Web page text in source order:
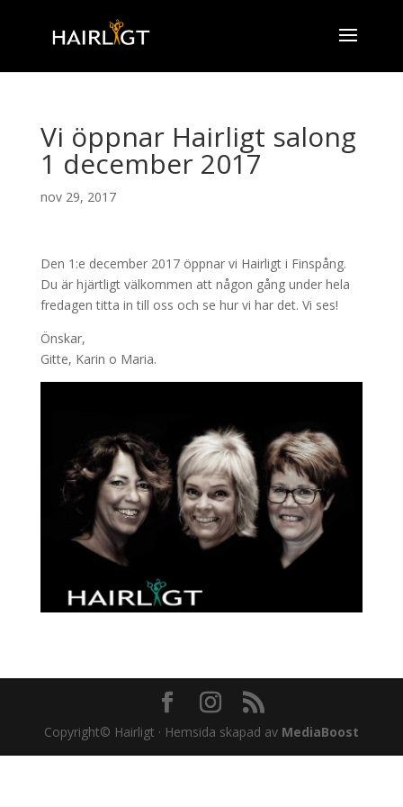
Vi öppnar Hairligt salong
1 december 2017
nov 29, 2017
Den 1:e december 2017 öppnar vi Hairligt i Finspång.
Du är hjärtligt välkommen att någon gång under hela
fredagen titta in till oss och se hur vi har det. Vi ses!
Önskar,
Gitte, Karin o Maria.
Copyright© Hairligt · Hemsida skapad av MediaBoost